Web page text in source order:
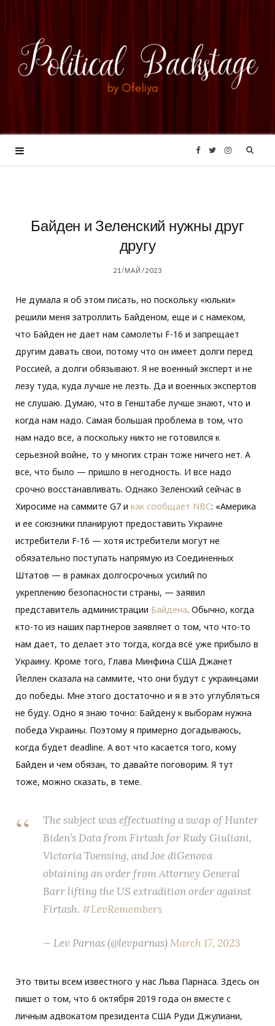
F
o
k
T
r
I
r
a
m
Байден и Зеленский нужны друг
другу
21/МАЙ/2023
Не думала я об этом писать, но поскольку «юльки»
решили меня затроллить Байденом, еще и с намеком,
что Байден не дает нам самолеты F-16 и запрещает
другим давать свои, потому что он имеет долги перед
Россией, а долги обязывают. Я не военный эксперт и не
лезу туда, куда лучше не лезть. Да и военных экспертов
не слушаю. Думаю, что в Генштабе лучше знают, что и
когда нам надо. Самая большая проблема в том, что
нам надо все, а поскольку никто не готовился к
серьезной войне, то у многих стран тоже ничего нет. А
все, что было — пришло в негодность. И все надо
срочно восстанавливать. Однако Зеленский сейчас в
Хиросиме на саммите G7 и как сообщает NBC: «Америка
и ее союзники планируют предоставить Украине
истребители F-16 — хотя истребители могут не
обязательно поступать напрямую из Соединенных
Штатов — в рамках долгосрочных усилий по
укреплению безопасности страны, — заявил
представитель администрации Байдена. Обычно, когда
кто-то из наших партнеров заявляет о том, что что-то
нам дает, то делает это тогда, когда всё уже прибыло в
Украину. Кроме того, Глава Минфина США Джанет
Йеллен сказала на саммите, что они будут с украинцами
до победы. Мне этого достаточно и я в это углубляться
не буду. Одно я знаю точно: Байдену к выборам нужна
победа Украины. Поэтому я примерно догадываюсь,
когда будет deadline. А вот что касается того, кому
Байден и чем обязан, то давайте поговорим. Я тут
тоже, можно сказать, в теме.
The subject was effectuating a swap of Hunter
Biden’s Data from Firtash for Rudy Giuliani,
Victoria Toensing, and Joe diGenova
obtaining an order from Attorney General
Barr lifting the US extradition order against
Firtash. #LevRemembers
— Lev Parnas (@levparnas)March 17, 2023
Это твиты всем известного у нас Льва Парнаса. Здесь он
пишет о том, что 6 октября 2019 года он вместе с
личным адвокатом президента США Руди Джулиани,